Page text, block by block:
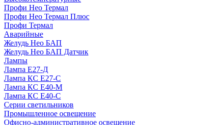
Профи Нео Термал
Профи Нео Термал Плюс
Профи Термал
Аварийные
Желудь Нео БАП
Желудь Нео БАП Датчик
Лампы
Лампа Е27-Д
Лампа КС Е27-С
Лампа КС Е40-М
Лампа КС Е40-С
Серии светильников
Промышленное освещение
Офисно-административное освещение